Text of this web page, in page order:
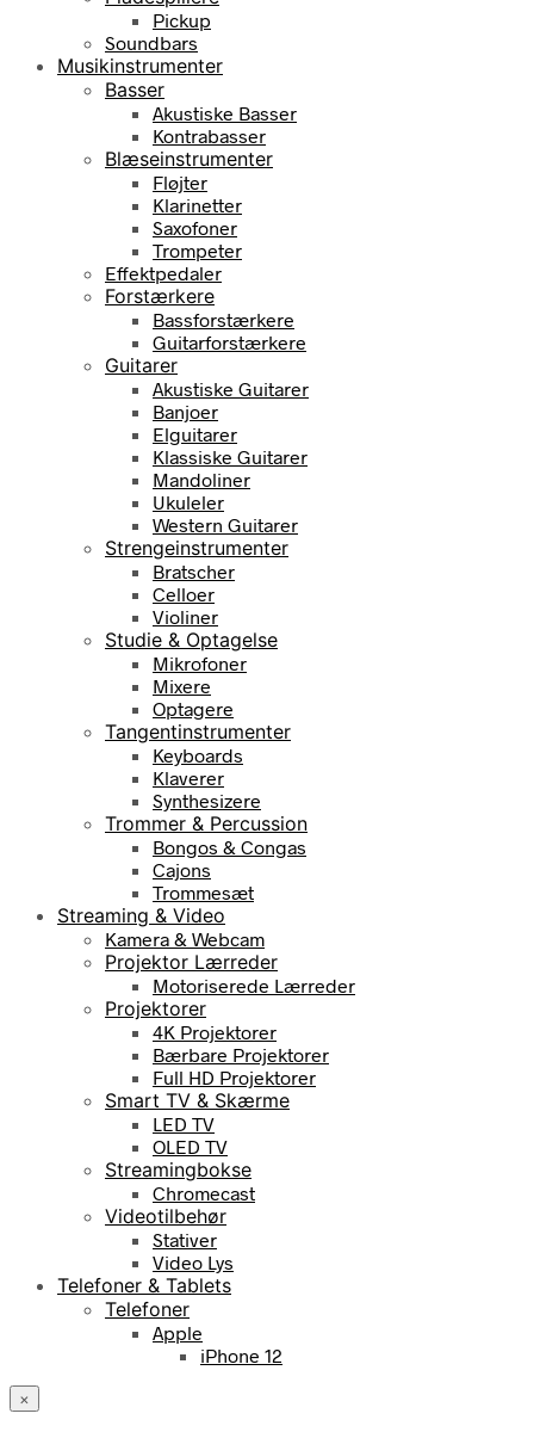
Pickup
Soundbars
Musikinstrumenter
Basser
Akustiske Basser
Kontrabasser
Blæseinstrumenter
Fløjter
Klarinetter
Saxofoner
Trompeter
Effektpedaler
Forstærkere
Bassforstærkere
Guitarforstærkere
Guitarer
Akustiske Guitarer
Banjoer
Elguitarer
Klassiske Guitarer
Mandoliner
Ukuleler
Western Guitarer
Strengeinstrumenter
Bratscher
Celloer
Violiner
Studie & Optagelse
Mikrofoner
Mixere
Optagere
Tangentinstrumenter
Keyboards
Klaverer
Synthesizere
Trommer & Percussion
Bongos & Congas
Cajons
Trommesæt
Streaming & Video
Kamera & Webcam
Projektor Lærreder
Motoriserede Lærreder
Projektorer
4K Projektorer
Bærbare Projektorer
Full HD Projektorer
Smart TV & Skærme
LED TV
OLED TV
Streamingbokse
Chromecast
Videotilbehør
Stativer
Video Lys
Telefoner & Tablets
Telefoner
Apple
iPhone 12
×